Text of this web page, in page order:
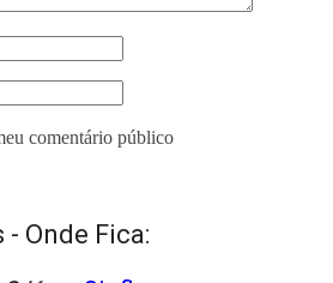
comentário público
Onde Fica: